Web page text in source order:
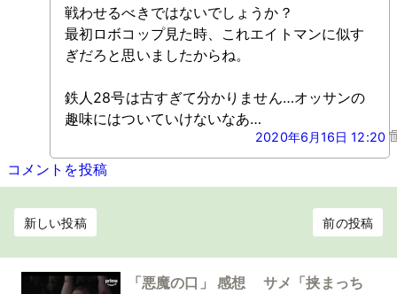
戦わせるべきではないでしょうか？
最初ロボコップ見た時、これエイトマンに似す
ぎだろと思いましたからね。
鉄人28号は古すぎて分かりません…オッサンの
趣味にはついていけないなあ…
2020年6月16日 12:20
コメントを投稿
新しい投稿 前の投稿
「悪魔の口」 感想 サメ「挟まっち